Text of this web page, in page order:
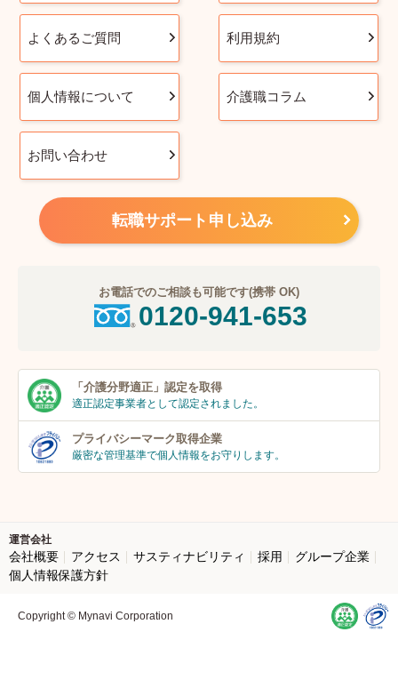
よくあるご質問 利用規約
個人情報について 介護職コラム
お問い合わせ
転職サポート申し込み
お電話でのご相談も可能です(携帯 OK)
0120-941-653
「介護分野適正」 認定を取得
適正認定事業者として認定されました。
プライバシーマーク取得企業
厳密な管理基準で個人情報をお守りします。
運営会社
会社概要 アクセス サスティナビリティ 採用
グループ企業
個人情報保護方針
Copyright © Mynavi Corporation